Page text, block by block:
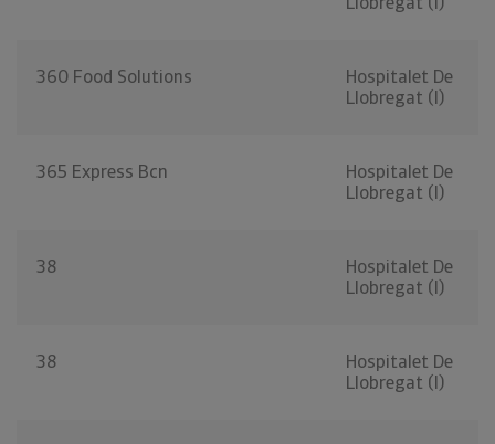
360 Food Solutions
Hospitalet De
Llobregat (l)
365 Express Bcn
Hospitalet De
Llobregat (l)
38
Hospitalet De
Llobregat (l)
38
Hospitalet De
Llobregat (l)